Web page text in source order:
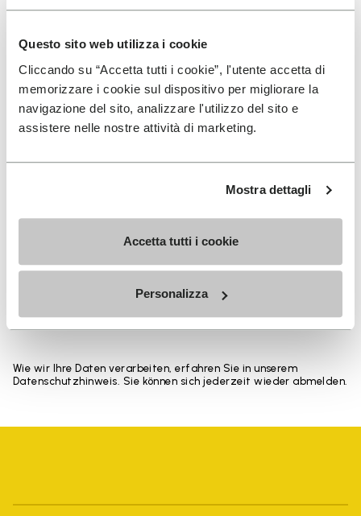
Questo sito web utilizza i cookie
Cliccando su “Accetta tutti i cookie”, l'utente accetta di
memorizzare i cookie sul dispositivo per migliorare la
navigazione del sito, analizzare l'utilizzo del sito e
assistere nelle nostre attività di marketing.
Mostra dettagli
Accetta tutti i cookie
Personalizza
Höhen vom oberen Bündchen bis zur Ferse: 17 CM
MELDEN SIE SICH AN UND VERPASSEN SIE NICHT
gelesen und stimme der Verarbeitung meiner
personenbezogenen Daten zu, um personalisierte
Wie wir Ihre Daten verarbeiten, erfahren Sie in unserem
Datenschutzhinweis. Sie können sich jederzeit wieder abmelden.